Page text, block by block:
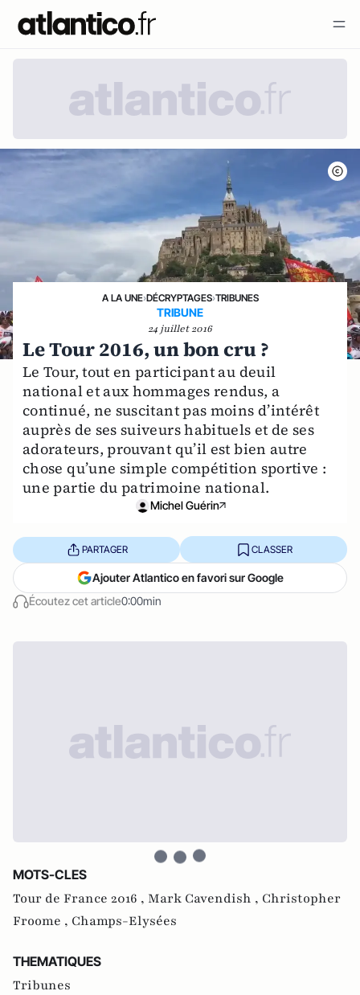
A LA UNE›DÉCRYPTAGES›TRIBUNES
TRIBUNE
24 juillet 2016
Le Tour 2016, un bon cru ?
Le Tour, tout en participant au deuil
national et aux hommages rendus, a
continué, ne suscitant pas moins d’intérêt
auprès de ses suiveurs habituels et de ses
adorateurs, prouvant qu’il est bien autre
chose qu’une simple compétition sportive :
une partie du patrimoine national.
Michel Guérin
Écoutez cet article0:00min
PARTAGER CLASSER
Ajouter Atlantico en favori sur Google
MOTS-CLES
Tour de France 2016 , Mark Cavendish , Christopher
Froome , Champs-Elysées
THEMATIQUES
Tribunes